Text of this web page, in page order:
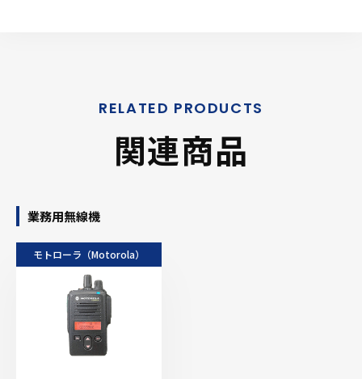
関連商品
業務用無線機
モトローラ（Motorola）